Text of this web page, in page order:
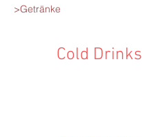
>Getränke
Cold Drinks